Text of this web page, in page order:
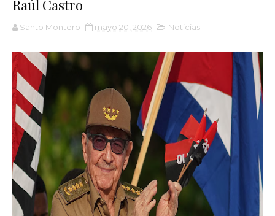
Raúl Castro
Santo Montero mayo 20, 2026 Noticias